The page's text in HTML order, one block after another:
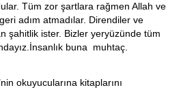
Tüm zor şartlara rağmen Allah ve
adım atmadılar. Direndiler ve
şahitlik ister. Bizler yeryüzünde tüm
buna muhtaç.
okuyucularına kitaplarını